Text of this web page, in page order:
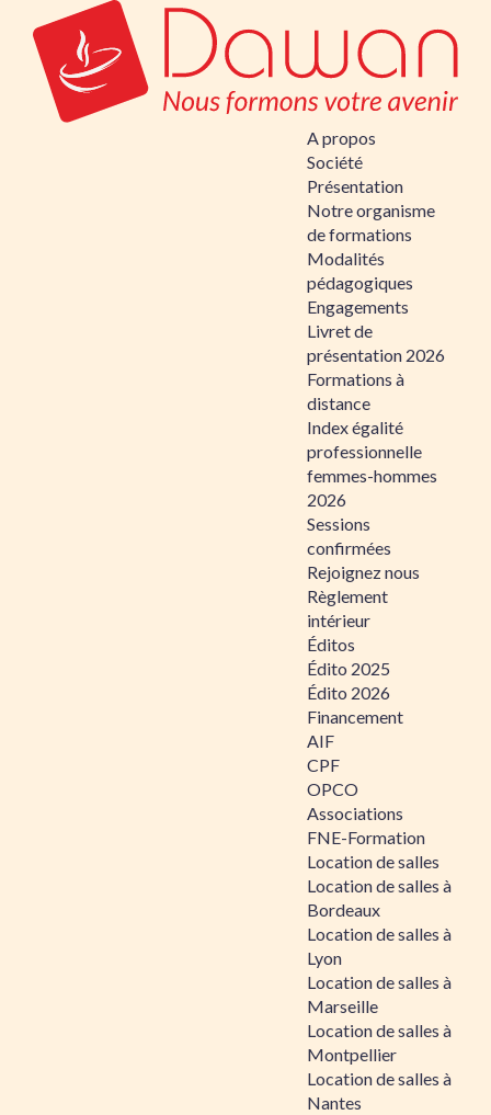
A propos
Société
Présentation
Notre organisme
de formations
Modalités
pédagogiques
Engagements
Livret de
présentation 2026
Formations à
distance
Index égalité
professionnelle
femmes-hommes
2026
Sessions
confirmées
Rejoignez nous
Règlement
intérieur
Éditos
Édito 2025
Édito 2026
Financement
AIF
CPF
OPCO
Associations
FNE-Formation
Location de salles
Location de salles à
Bordeaux
Location de salles à
Lyon
Location de salles à
Marseille
Location de salles à
Montpellier
Location de salles à
Nantes